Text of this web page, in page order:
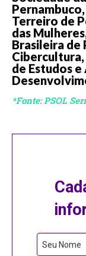
Terreiro de
das
Brasileira de
Cibercultura,
de Estudos e
*Fonte: PSOL
Phone
Number
Seu Nome